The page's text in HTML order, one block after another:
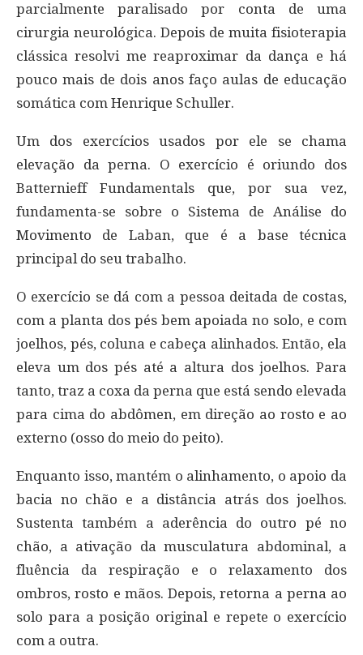
parcialmente paralisado por conta de uma
cirurgia neurológica. Depois de muita fisioterapia
clássica resolvi me reaproximar da dança e há
pouco mais de dois anos faço aulas de educação
somática com Henrique Schuller.
Um dos exercícios usados por ele se chama
elevação da perna. O exercício é oriundo dos
Batternieff Fundamentals que, por sua vez,
fundamenta-se sobre o Sistema de Análise do
Movimento de Laban, que é a base técnica
principal do seu trabalho.
O exercício se dá com a pessoa deitada de costas,
com a planta dos pés bem apoiada no solo, e com
joelhos, pés, coluna e cabeça alinhados. Então, ela
eleva um dos pés até a altura dos joelhos. Para
tanto, traz a coxa da perna que está sendo elevada
para cima do abdômen, em direção ao rosto e ao
externo (osso do meio do peito).
Enquanto isso, mantém o alinhamento, o apoio da
bacia no chão e a distância atrás dos joelhos.
Sustenta também a aderência do outro pé no
chão, a ativação da musculatura abdominal, a
fluência da respiração e o relaxamento dos
ombros, rosto e mãos. Depois, retorna a perna ao
solo para a posição original e repete o exercício
com a outra.